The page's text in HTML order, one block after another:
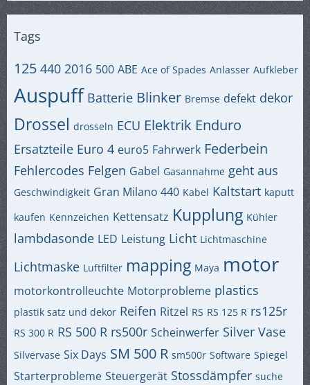
Tags
125 440 2016 500 ABE Ace of Spades Anlasser Aufkleber
Auspuff Batterie Blinker Bremse defekt dekor
Drossel drosseln ECU Elektrik Enduro
Ersatzteile Euro 4 euro5 Fahrwerk Federbein
Fehlercodes Felgen Gabel Gasannahme geht aus
Geschwindigkeit Gran Milano 440 Kabel Kaltstart kaputt
kaufen Kennzeichen Kettensatz Kupplung Kühler
lambdasonde LED Leistung Licht Lichtmaschine
Lichtmaske Luftfilter mapping Maya motor
motorkontrolleuchte Motorprobleme plastics
plastik satz und dekor Reifen Ritzel RS RS 125 R rs125r
RS 300 R RS 500 R rs500r Scheinwerfer Silver Vase
Silvervase Six Days SM 500 R sm500r Software Spiegel
Starterprobleme Steuergerät Stossdämpfer suche